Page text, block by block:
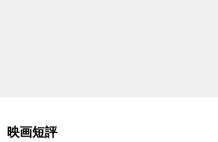
映画短評